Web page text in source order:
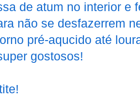
de atum no interior e
não se desfazerrem
pré-aqucido até
gostosos!